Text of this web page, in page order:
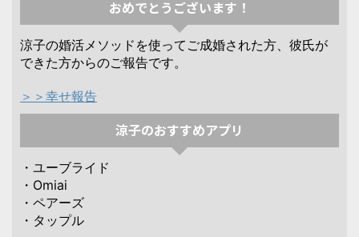
おめでとうございます！
涼子の婚活メソッドを使ってご成婚された方、彼氏が
できた方からのご報告です。
＞＞幸せ報告
涼子のおすすめアプリ
・ユーブライド
・Omiai
・ペアーズ
・タップル